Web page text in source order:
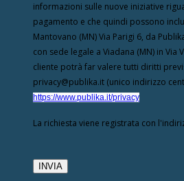
informazioni sulle nuove iniziative
pagamento e che quindi possono
Mantovano (MN) Via Parigi 6, da
con sede legale a Viadana (MN) in
cliente potrà far valere tutti diritti
privacy@publika.it (unico indirizzo
https://www.publika.it/privacy
La richiesta viene registrata con